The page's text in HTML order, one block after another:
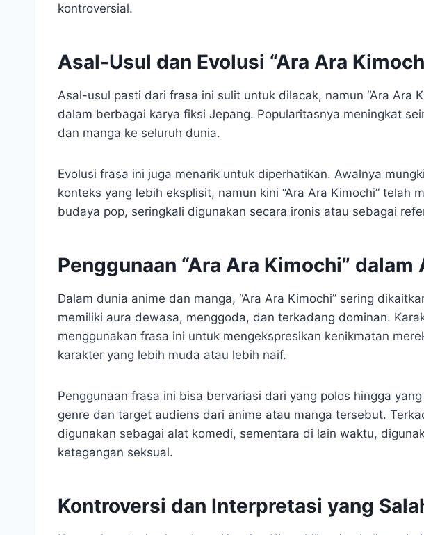
kontroversial.
Asal-Usul dan Evolusi “Ara Ara
Asal-usul pasti dari frasa ini sulit untuk dilacak, namun “Ara Ara
dalam berbagai karya fiksi Jepang. Popularitasnya meningkat
dan manga ke seluruh dunia.
Evolusi frasa ini juga menarik untuk diperhatikan. Awalnya
konteks yang lebih eksplisit, namun kini “Ara Ara Kimochi” telah
budaya pop, seringkali digunakan secara ironis atau sebagai
Penggunaan “Ara Ara Kimochi”
Dalam dunia anime dan manga, “Ara Ara Kimochi” sering
memiliki aura dewasa, menggoda, dan terkadang dominan.
menggunakan frasa ini untuk mengekspresikan kenikmatan
karakter yang lebih muda atau lebih naif.
Penggunaan frasa ini bisa bervariasi dari yang polos hingga
genre dan target audiens dari anime atau manga tersebut.
digunakan sebagai alat komedi, sementara di lain waktu,
ketegangan seksual.
Kontroversi dan Interpretasi yang